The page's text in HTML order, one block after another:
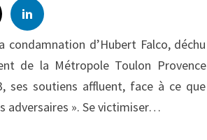
d’Hubert Falco, déchu
de la Métropole Toulon Provence
ses soutiens affluent, face à ce que
adversaires ». Se victimiser…